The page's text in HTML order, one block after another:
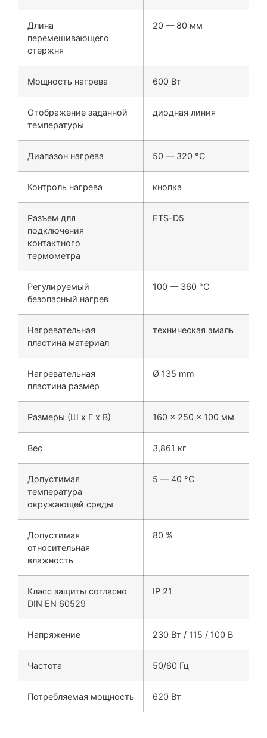
Длина
перемешивающего
стержня
20 — 80 мм
Мощность нагрева 600 Вт
Отображение заданной
температуры
диодная линия
Диапазон нагрева 50 — 320 °C
Контроль нагрева кнопка
Разъем для
подключения
контактного
термометра
ETS-D5
Регулируемый
безопасный нагрев
100 — 360 °C
Нагревательная
пластина материал
техническая эмаль
Нагревательная
пластина размер
Ø 135 mm
Размеры (Ш х Г х В) 160 x 250 x 100 мм
Вес 3,861 кг
Допустимая
температура
окружающей среды
5 — 40 °C
Допустимая
относительная
влажность
80 %
Класс защиты согласно
DIN EN 60529
IP 21
Напряжение 230 Вт / 115 / 100 В
Частота 50/60 Гц
Потребляемая мощность 620 Вт